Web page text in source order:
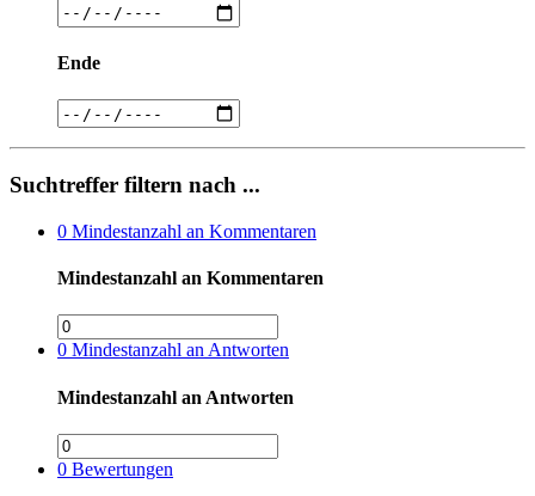
Ende
Suchtreffer filtern nach ...
0 Mindestanzahl an Kommentaren
Mindestanzahl an Kommentaren
0 Mindestanzahl an Antworten
Mindestanzahl an Antworten
0 Bewertungen